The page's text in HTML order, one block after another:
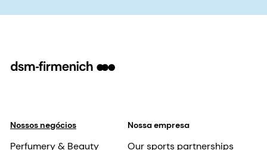
Nossos negócios
Perfumery & Beauty
Nossa empresa
Our sports partnerships